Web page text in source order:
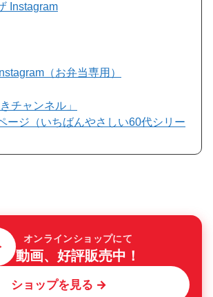
Instagram
Instagram（お弁当専用）
チャンネル」
ージ（いちばんやさしい60代シリー
オンラインショップにて
動画、好評販売中！
ショップを見る →